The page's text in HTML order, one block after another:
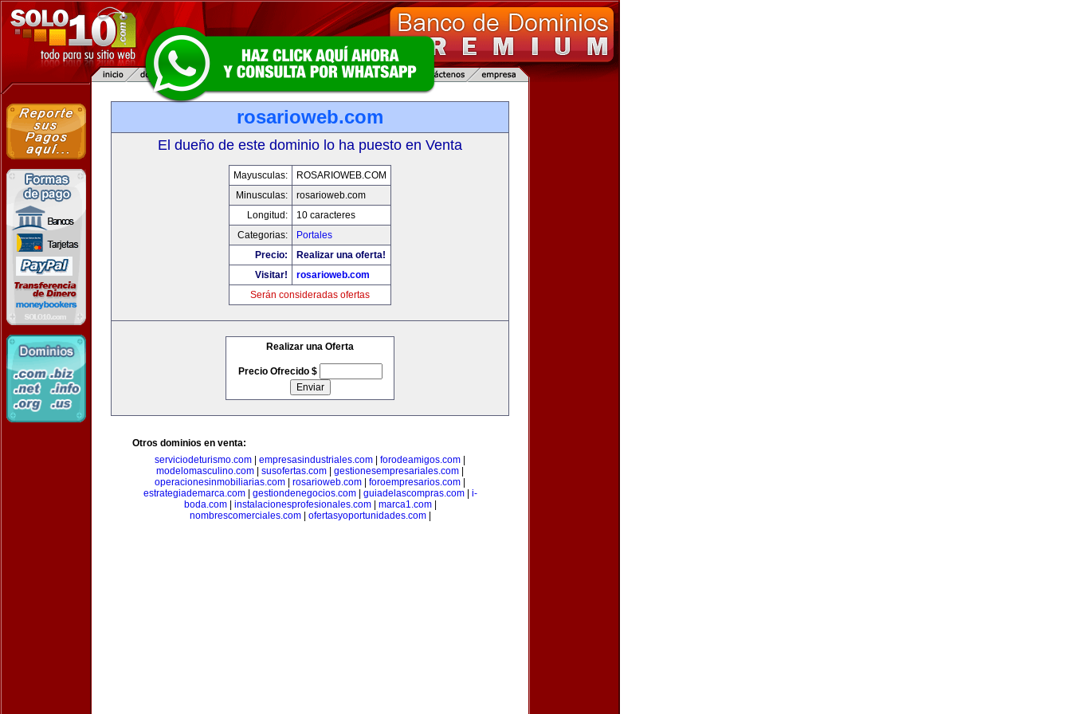
rosarioweb.com
El dueño de este dominio lo ha puesto en Venta
Mayusculas:
ROSARIOWEB.COM
Minusculas:
rosarioweb.com
Longitud:
10 caracteres
Categorias:
Portales
Precio:
Realizar una oferta!
Visitar!
rosarioweb.com
Serán consideradas ofertas
Realizar una Oferta
Precio Ofrecido $
Otros dominios en venta:
serviciodeturismo.com
empresasindustriales.com forodeamigos.com
modelomasculino.com
susofertas.com gestionesempresariales.com
operacionesinmobiliarias.com
rosarioweb.com foroempresarios.com
estrategiademarca.com| gestiondenegocios.com| guiadelascompras.com| i-
boda.com| instalacionesprofesionales.com| marca1.com|
nombrescomerciales.com| ofertasyoportunidades.com|